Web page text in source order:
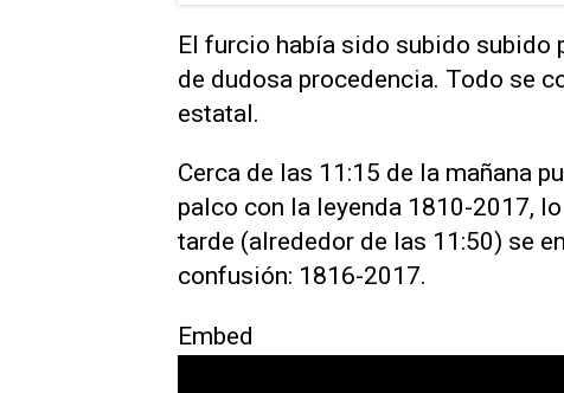
El furcio había sido subido subido
de dudosa procedencia. Todo se
estatal.
Cerca de las 11:15 de la mañana
palco con la leyenda 1810-2017,
tarde (alrededor de las 11:50) se
confusión: 1816-2017.
Embed